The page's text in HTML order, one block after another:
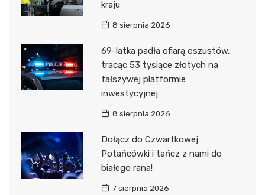
kraju
8 sierpnia 2026
69-latka padła ofiarą oszustów,
tracąc 53 tysiące złotych na
fałszywej platformie
inwestycyjnej
8 sierpnia 2026
Dołącz do Czwartkowej
Potańcówki i tańcz z nami do
białego rana!
7 sierpnia 2026